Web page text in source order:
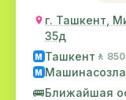
г. Ташкент,
35д
M Ташкент 🚶
M
🚌Ближайшая